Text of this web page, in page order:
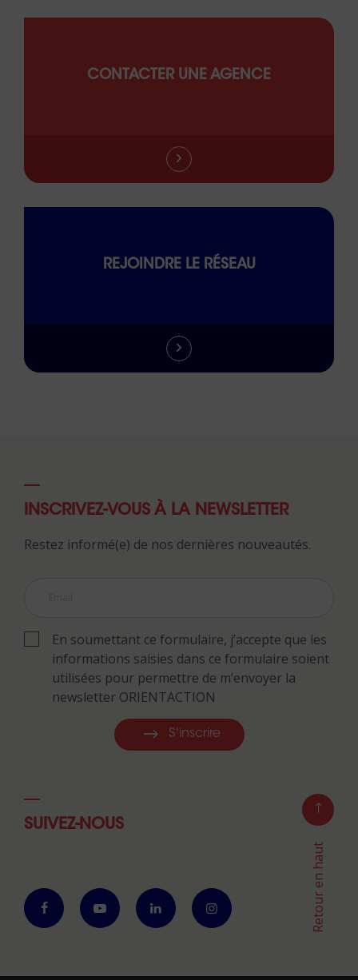
CONTACTER UNE AGENCE
REJOINDRE LE RÉSEAU
INSCRIVEZ-VOUS À LA NEWSLETTER
Restez informé(e) de nos dernières nouveautés.
En soumettant ce formulaire, j’accepte que les
informations saisies dans ce formulaire soient
utilisées pour permettre de m’envoyer la
newsletter ORIENTACTION
S'inscrire
SUIVEZ-NOUS
Retour en haut